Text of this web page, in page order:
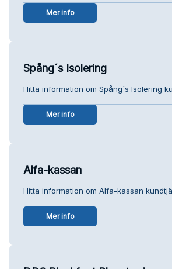
Mer info
Spång´s Isolering
Hitta information om Spång´s Isolering
Mer info
Alfa-kassan
Hitta information om Alfa-kassan
Mer info